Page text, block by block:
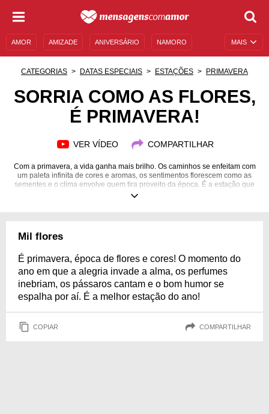
MAIS
AMOR AMIZADE ANIVERSÁRIO NAMORO
MENSAGENS E FRASES MENSAGENS DE ANIVERSÁRIO
CATEGORIAS DATAS ESPECIAIS ESTAÇÕES PRIMAVERA
SORRIA COMO AS FLORES,
É PRIMAVERA!
VER VÍDEO COMPARTILHAR
Com a primavera, a vida ganha mais brilho. Os caminhos se enfeitam com
um paleta infinita de cores e aromas, os sentimentos florescem como as
sementes e o clima envolve quem tira proveito da época. É a estação que
transforma e altera tudo aquilo que realmente precisa de mudança. Viva
Mil flores
É primavera, época de flores e cores! O momento do
ano em que a alegria invade a alma, os perfumes
inebriam, os pássaros cantam e o bom humor se
espalha por aí. É a melhor estação do ano!
COPIAR COMPARTILHAR